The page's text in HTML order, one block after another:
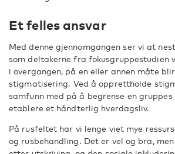
Et felles ansvar
Med denne gjennomgangen ser vi at
som deltakerne fra fokusgruppestudien
i overgangen, på en eller annen måte
stigmatisering. Ved å opprettholde
samfunn med på å begrense en
etablere et håndterlig hverdagsliv.
På rusfeltet har vi lenge viet mye
og rusbehandling. Det er vel og bra,